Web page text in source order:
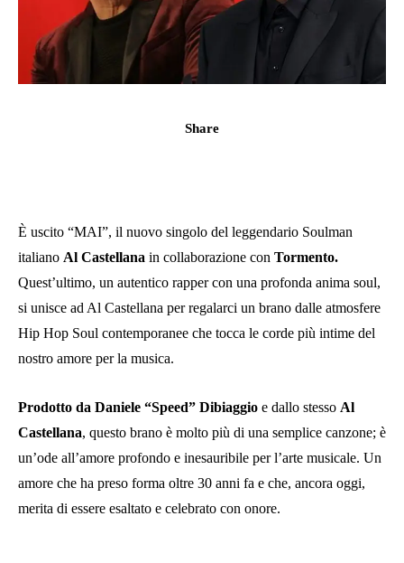
Share
È uscito “MAI”, il nuovo singolo del leggendario Soulman
italiano Al Castellana in collaborazione con Tormento.
Quest’ultimo, un autentico rapper con una profonda anima soul,
si unisce ad Al Castellana per regalarci un brano dalle atmosfere
Hip Hop Soul contemporanee che tocca le corde più intime del
nostro amore per la musica.
Prodotto da Daniele “Speed” Dibiaggio e dallo stesso Al
Castellana, questo brano è molto più di una semplice canzone; è
un’ode all’amore profondo e inesauribile per l’arte musicale. Un
amore che ha preso forma oltre 30 anni fa e che, ancora oggi,
merita di essere esaltato e celebrato con onore.